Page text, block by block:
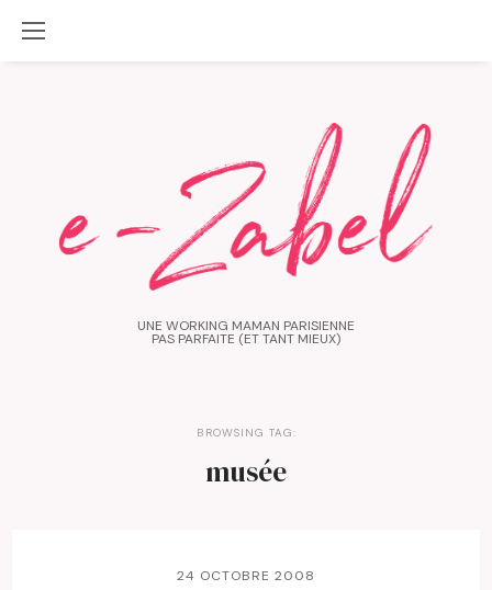
UNE WORKING MAMAN PARISIENNE
PAS PARFAITE (ET TANT MIEUX)
BROWSING TAG:
musée
24 OCTOBRE 2008